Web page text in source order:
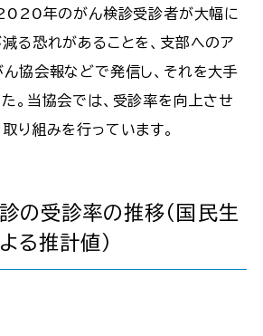
年のがん検診受診者が大幅に
る恐れがあることを、支部へのア
ん協会報などで発信し、それを大手
。当協会では、受診率を向上させ
り組みを行っています。
の受診率の推移（国民生
る推計値）